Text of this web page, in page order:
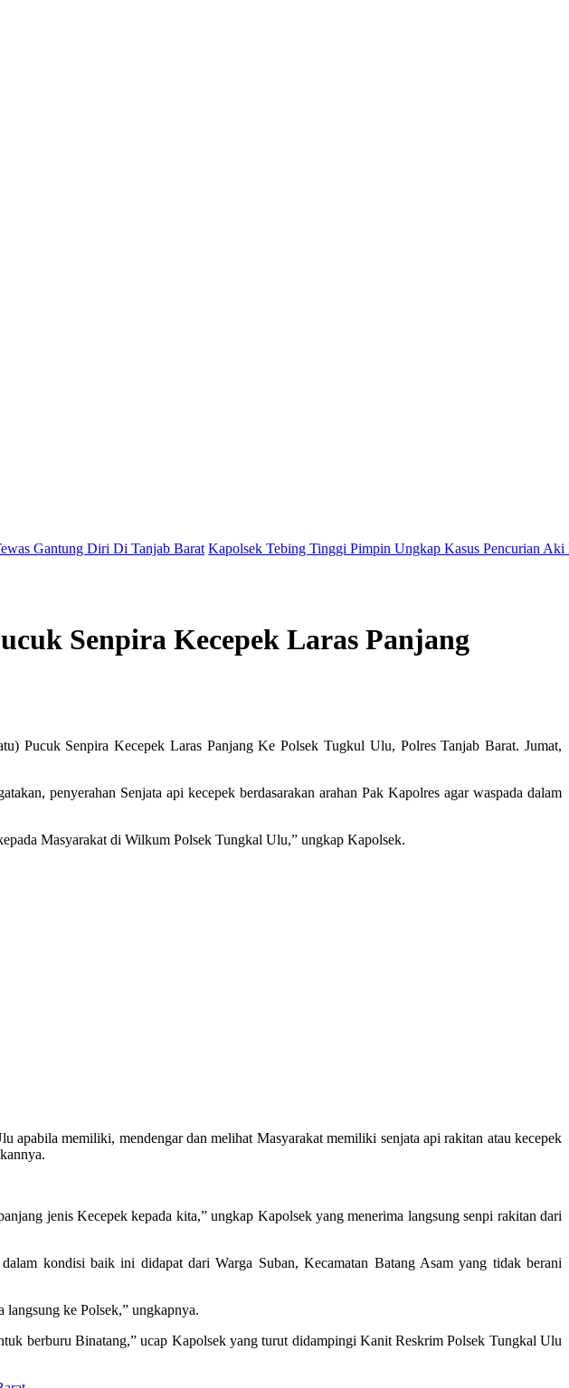
Diri Di Tanjab Barat Kapolsek Tebing Tinggi Pimpin Ungkap Kasus Pencurian Aki Mobil Yang
Senpira Kecepek Laras Panjang
Pucuk Senpira Kecepek Laras Panjang Ke Polsek Tugkul Ulu, Polres Tanjab Barat. Jumat,
penyerahan Senjata api kecepek berdasarakan arahan Pak Kapolres agar waspada dalam
Masyarakat di Wilkum Polsek Tungkal Ulu,” ungkap Kapolsek.
memiliki, mendengar dan melihat Masyarakat memiliki senjata api rakitan atau kecepek
jenis Kecepek kepada kita,” ungkap Kapolsek yang menerima langsung senpi rakitan dari
kondisi baik ini didapat dari Warga Suban, Kecamatan Batang Asam yang tidak berani
langsung ke Polsek,” ungkapnya.
berburu Binatang,” ucap Kapolsek yang turut didampingi Kanit Reskrim Polsek Tungkal Ulu